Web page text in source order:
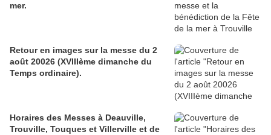
mer.
Retour en images sur la messe du 2
août 20026 (XVIIIème dimanche du
Temps ordinaire).
Horaires des Messes à Deauville,
Trouville, Touques et Villerville et de